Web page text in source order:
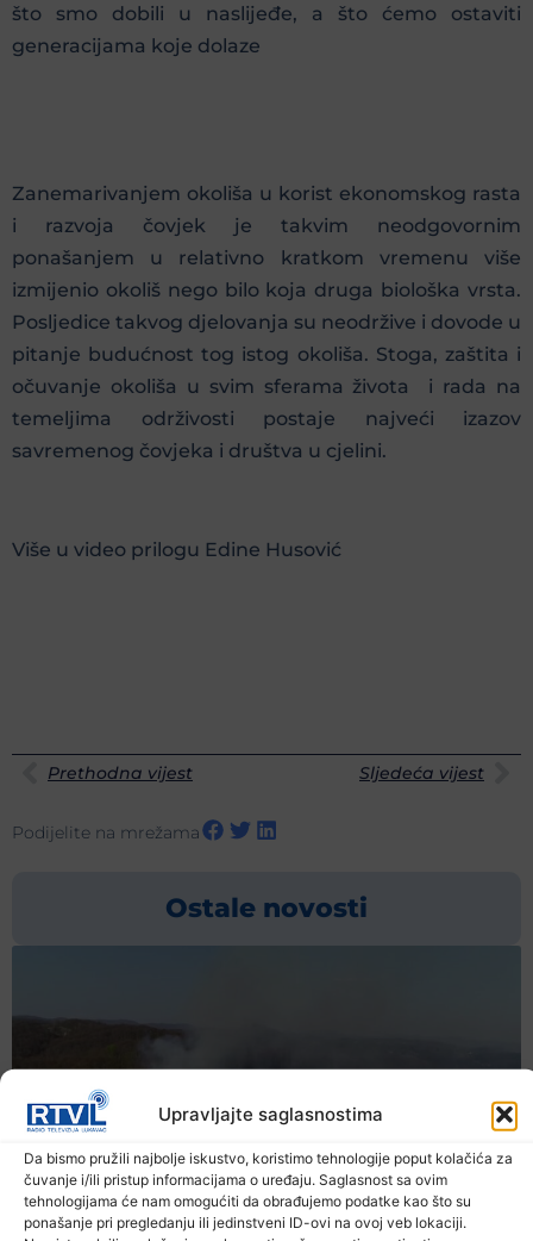
Upravljajte saglasnostima
Da bismo pružili najbolje iskustvo, koristimo tehnologije poput kolačića za
čuvanje i/ili pristup informacijama o uređaju. Saglasnost sa ovim
tehnologijama će nam omogućiti da obrađujemo podatke kao što su
ponašanje pri pregledanju ili jedinstveni ID-ovi na ovoj veb lokaciji.
što smo dobili u naslijeđe, a što ćemo ostaviti
generacijama koje dolaze
Zanemarivanjem okoliša u korist ekonomskog rasta
i razvoja čovjek je takvim neodgovornim
ponašanjem u relativno kratkom vremenu više
izmijenio okoliš nego bilo koja druga biološka vrsta.
Posljedice takvog djelovanja su neodržive i dovode u
pitanje budućnost tog istog okoliša. Stoga, zaštita i
očuvanje okoliša u svim sferama života i rada na
temeljima održivosti postaje najveći izazov
savremenog čovjeka i društva u cjelini.
Više u video prilogu Edine Husović
Prethodna vijest Sljedeća vijest
Podijelite na mrežama
Ostale novosti